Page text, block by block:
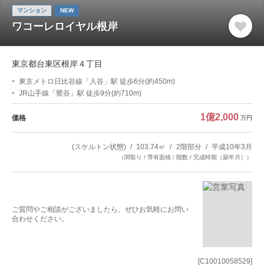
[C10010058529]
マンション NEW
ワコーレロイヤル根岸
東京都台東区根岸４丁目
東京メトロ日比谷線「入谷」駅 徒歩6分(約450m)
JR山手線「鶯谷」駅 徒歩9分(約710m)
価格 1億2,000 万円
(スケルトン状態) 103.74㎡ 2階部分 平成10年3月
（間取り / 専有面積 / 階数 / 完成時期（築年月））
ご質問やご相談がございましたら、ぜひお気軽にお問い
合わせください。